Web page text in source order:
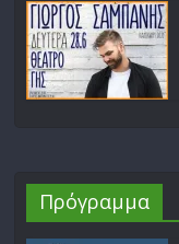
Πρόγραμμα